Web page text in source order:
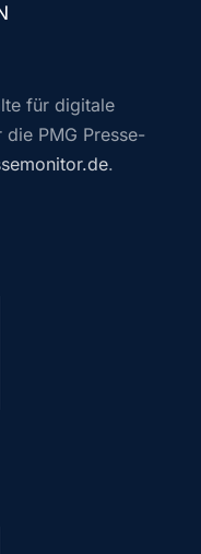
für digitale
PMG Presse-
.